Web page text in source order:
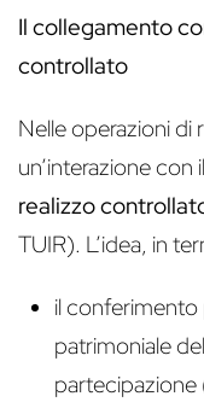
Il collegamento
controllato
Nelle operazioni di
un’interazione
realizzo
TUIR). L’idea, in
il conferimento
patrimoniale
partecipazione